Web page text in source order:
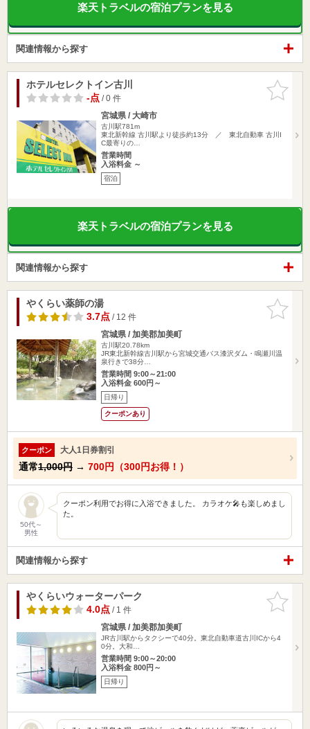
楽天トラベルの宿泊プランを見る
関連情報から探す
お気に入
りに追加
ホテルセレクトイン古川
-点/ 0 件
宮城県 / 大崎市
古川駅781m
東北新幹線 古川駅より徒歩約13分 ／ 東北自動車 古川I
C最寄りの…
営業時間
入浴料金 ～
宿泊
楽天トラベルの宿泊プランを見る
関連情報から探す
お気に入
りに追加
やくらい薬師の湯
3.7点/ 12 件
宮城県 / 加美郡加美町
古川駅20.78km
JR東北新幹線古川駅から宮城交通バス漆沢ダム・鳴瀬川温
泉行きで38分…
営業時間 9:00～21:00
入浴料金 600円～
日帰り
クーポンあり
クーポン 大人1日券割引
通常1,000円 → 700円（300円お得！）
50代～
男性
クーポン利用でお得に入浴できました。 カラオケ🎤も楽しめまし
た。
関連情報から探す
お気に入
りに追加
やくらいウォーターパーク
4.0点/ 1 件
宮城県 / 加美郡加美町
JR古川駅からタクシーで40分。東北自動車道古川ICから4
0分。大和…
営業時間 9:00～20:00
入浴料金 800円～
日帰り